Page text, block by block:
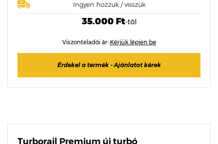
Ingyen hozzuk / visszük
35.000 Ft-tól
Viszonteladói ár: Kérjük lépjen be
Érdekel a termék - Ajánlatot kérek
Turborail Premium új turbó